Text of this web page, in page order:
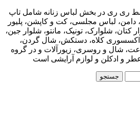
ری ری در بخش لباس زنانه شامل تاپ
دامن، لباس مجلسی، کت و کاپشن، پلیور
شلوارک، تونیک، مانتو، شلوار جین،
کلاه، دستکش، شال گردن،
شال و روسری، زیورآلات و در گروه
و ادکلن و لوازم آرایشی است
جستجو